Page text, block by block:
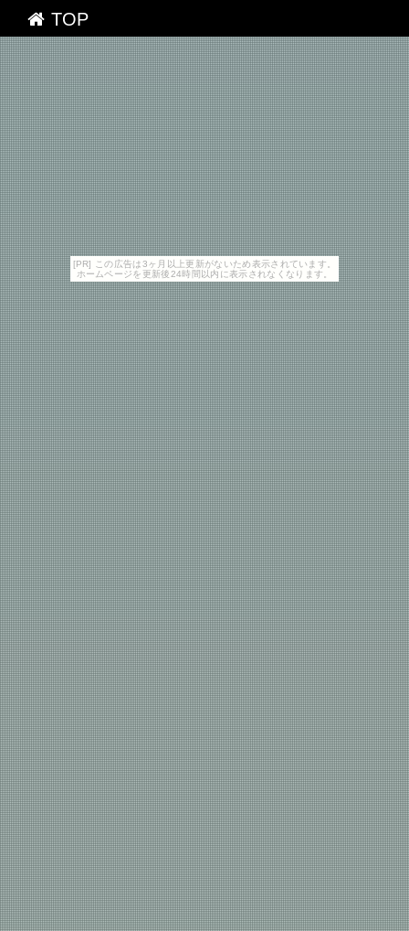
[PR] この広告は3ヶ月以上更新がないため表示されています。
ホームページを更新後24時間以内に表示されなくなります。
TOP